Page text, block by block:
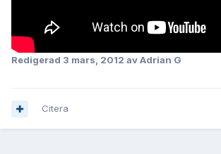
Redigerad 3 mars, 2012 av Adrian G
Citera